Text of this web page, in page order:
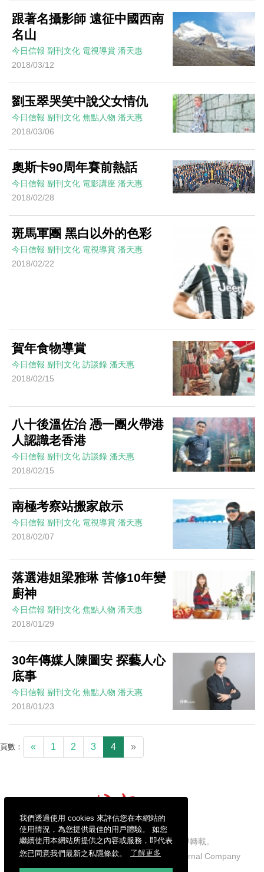
我們透過使用 cookies 來評估您在本網站的
使用情況，為您提供最佳的用戶體驗。 如您
繼續使用本網站所提供之內容或服務，即代表
您已同意我們最新之私隱條款。
了解更多
跟著名攝影師 遠征中國西南
名山
今日信報 副刊文化 電視導賞 潘天惠
2018/03/12
劉玉翠哭笑中說父女情仇
今日信報 副刊文化 焦點人物 潘天惠
2018/03/06
奧斯卡90周年賽前熱話
今日信報 副刊文化 電影講座 潘天惠
2018/02/28
斑馬軍團 黑白以外的色彩
今日信報 副刊文化 電視導賞 潘天惠
2018/02/22
賀年食物導賞
今日信報 副刊文化 訪談錄 潘天惠
2018/02/15
八十後溫佐治 憑一團火帶港
人認識老香港
今日信報 副刊文化 訪談錄 潘天惠
2018/02/15
南極考察站搬家啟示
今日信報 副刊文化 電視導賞 潘天惠
2018/02/07
落選港姐梁雅琳 苦修10年變
廚神
今日信報 副刊文化 焦點人物 潘天惠
2018/01/29
30年傳媒人陳圖安 探藝人心
底事
今日信報 副刊文化 焦點人物 潘天惠
2018/01/23
頁數： « 1 2 3 4 »
信報財經新聞有限公司版權所有，不得轉載。
Copyright © 2026 Hong Kong Economic Journal Company